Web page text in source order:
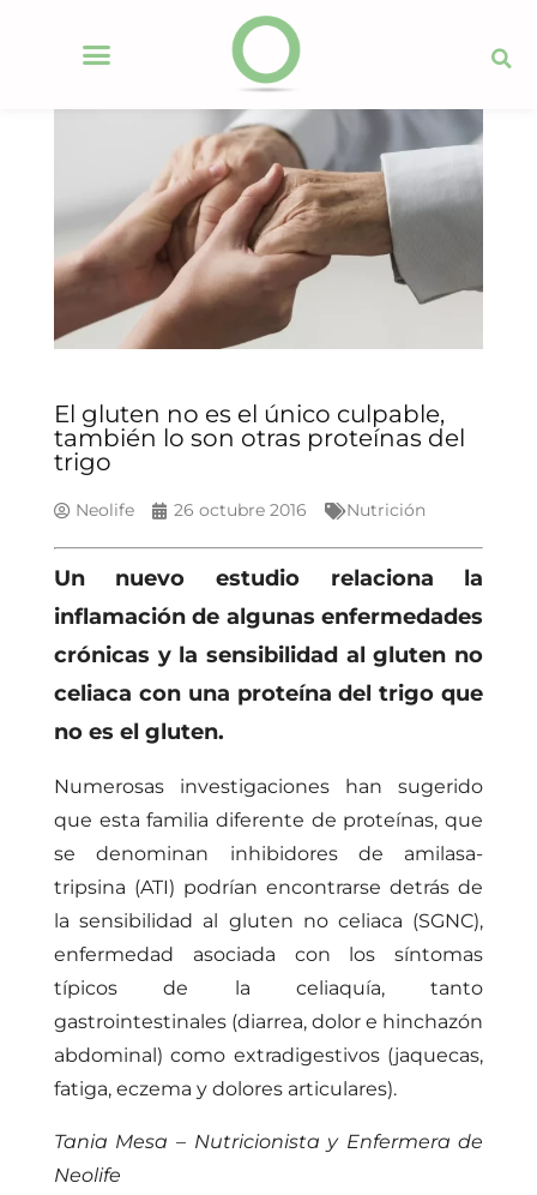
El gluten no es el único culpable,
también lo son otras proteínas del
trigo
Neolife 26 octubre 2016 Nutrición
Un nuevo estudio relaciona la
inflamación de algunas enfermedades
crónicas y la sensibilidad al gluten no
celiaca con una proteína del trigo que
no es el gluten.
Numerosas investigaciones han sugerido
que esta familia diferente de proteínas, que
se denominan inhibidores de amilasa-
tripsina (ATI) podrían encontrarse detrás de
la sensibilidad al gluten no celiaca (SGNC),
enfermedad asociada con los síntomas
típicos de la celiaquía, tanto
gastrointestinales (diarrea, dolor e hinchazón
abdominal) como extradigestivos (jaquecas,
fatiga, eczema y dolores articulares).
Tania Mesa – Nutricionista y Enfermera de
Neolife